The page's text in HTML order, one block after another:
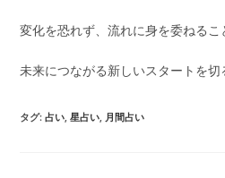
変化を恐れず、流れに身を委ねるこ
未来につながる新しいスタートを切
タグ:占い, 星占い, 月間占い